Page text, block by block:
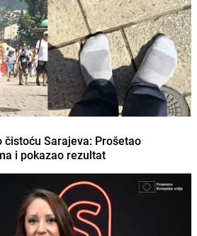
čistoću Sarajeva: Prošetao
i pokazao rezultat